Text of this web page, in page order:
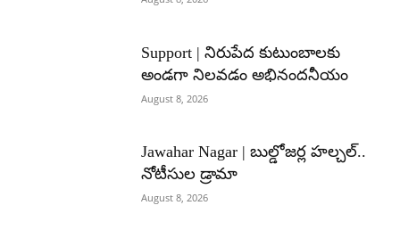
Support | నిరుపేద కుటుంబాలకు
అండగా నిలవడం అభినందనీయం
August 8, 2026
Jawahar Nagar | బుల్డోజర్ల హల్చల్..
నోటీసుల డ్రామా
August 8, 2026